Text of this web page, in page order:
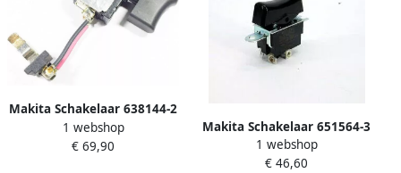
Makita Schakelaar 638144-2
1 webshop
€ 69,90
Makita Schakelaar 651564-3
1 webshop
€ 46,60